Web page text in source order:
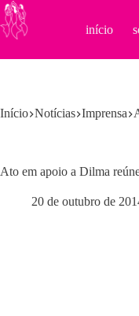
Pular
para
o
início
Início Notícias Imprensa
Ato em apoio a Dilma
20 de outubro de